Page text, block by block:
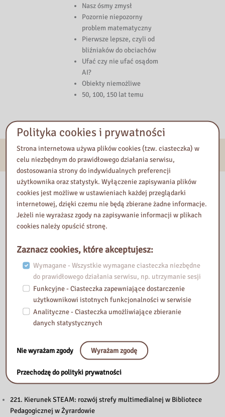
Nasz ósmy zmysł
Pozornie niepozorny
problem matematyczny
Pierwsze lepsze, czyli od
bliźniaków do obciachów
Ufać czy nie ufać osądom
AI?
Obiekty niemożliwe
50, 100, 150 lat temu
E-usługi
Nasza biblioteka
Przeczytaj
221. Kierunek STEAM: rozwój strefy multimedialnej w Bibliotece
Pedagogicznej w Żyrardowie
Polityka cookies i prywatności
Strona internetowa używa plików cookies (tzw. ciasteczka) w
celu niezbędnym do prawidłowego działania serwisu,
dostosowania strony do indywidualnych preferencji
użytkownika oraz statystyk. Wyłączenie zapisywania plików
cookies jest możliwe w ustawieniach każdej przeglądarki
internetowej, dzięki czemu nie będą zbierane żadne informacje.
Jeżeli nie wyrażasz zgody na zapisywanie informacji w plikach
cookies należy opuścić stronę.
Zaznacz cookies, które akceptujesz:
Wymagane - Wszystkie wymagane ciasteczka niezbędne
do prawidłowego działania serwisu, np. utrzymanie sesji
Funkcyjne - Ciasteczka zapewniające dostarczenie
użytkownikowi istotnych funkcjonalności w serwisie
Analityczne - Ciasteczka umożliwiające zbieranie
danych statystycznych
Nie wyrażam zgody Wyrażam zgodę
Przechodzę do polityki prywatności